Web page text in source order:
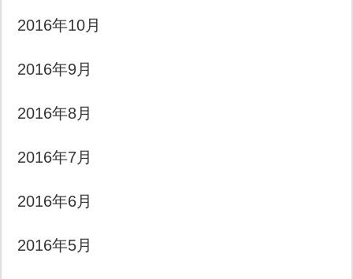
2016年10月
2016年9月
2016年8月
2016年7月
2016年6月
2016年5月